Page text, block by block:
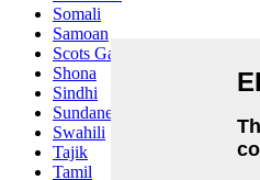
Somali
Samoan
Scots Gaelic
Shona
Sindhi
Sundanese
Swahili
Tajik
Tamil